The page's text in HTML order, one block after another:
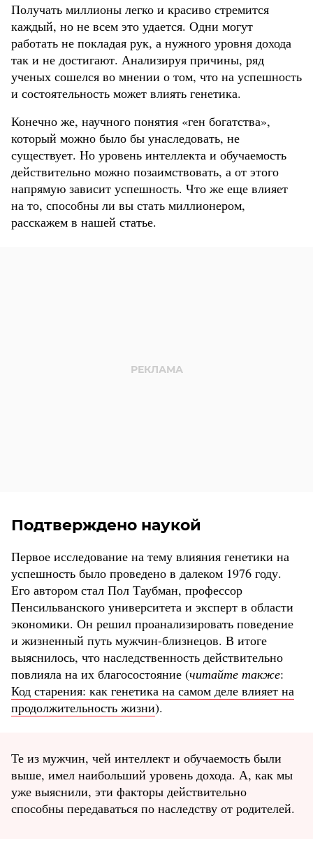
Получать миллионы легко и красиво стремится
каждый, но не всем это удается. Одни могут
работать не покладая рук, а нужного уровня дохода
так и не достигают. Анализируя причины, ряд
ученых сошелся во мнении о том, что на успешность
и состоятельность может влиять генетика.
Конечно же, научного понятия «ген богатства»,
который можно было бы унаследовать, не
существует. Но уровень интеллекта и обучаемость
действительно можно позаимствовать, а от этого
напрямую зависит успешность. Что же еще влияет
на то, способны ли вы стать миллионером,
расскажем в нашей статье.
Подтверждено наукой
Первое исследование на тему влияния генетики на
успешность было проведено в далеком 1976 году.
Его автором стал Пол Таубман, профессор
Пенсильванского университета и эксперт в области
экономики. Он решил проанализировать поведение
и жизненный путь мужчин-близнецов. В итоге
выяснилось, что наследственность действительно
повлияла на их благосостояние (читайте также:
Код старения: как генетика на самом деле влияет на
продолжительность жизни).
Те из мужчин, чей интеллект и обучаемость были
выше, имел наибольший уровень дохода. А, как мы
уже выяснили, эти факторы действительно
способны передаваться по наследству от родителей.